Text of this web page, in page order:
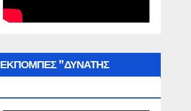
ΕΚΠΟΜΠΕΣ ”ΔΥΝΑΤΗΣ